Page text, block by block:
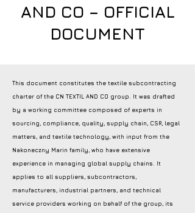
AND CO – OFFICIAL
DOCUMENT
This document constitutes the textile subcontracting
charter of the CN TEXTIL AND CO group. It was drafted
by a working committee composed of experts in
sourcing, compliance, quality, supply chain, CSR, legal
matters, and textile technology, with input from the
Nakoneczny Marin family, who have extensive
experience in managing global supply chains. It
applies to all suppliers, subcontractors,
manufacturers, industrial partners, and technical
service providers working on behalf of the group, its